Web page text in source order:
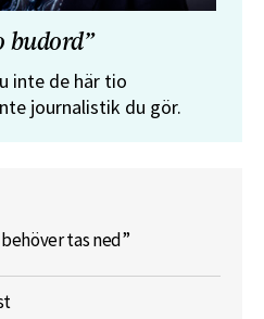
budord”
inte de här tio
journalistik du gör.
tas ned”